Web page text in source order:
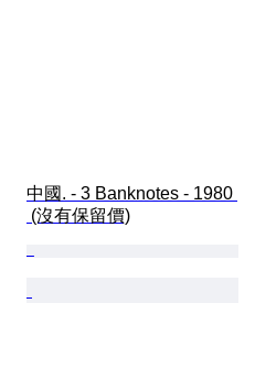
中國. - 3 Banknotes - 1980
(沒有保留價)